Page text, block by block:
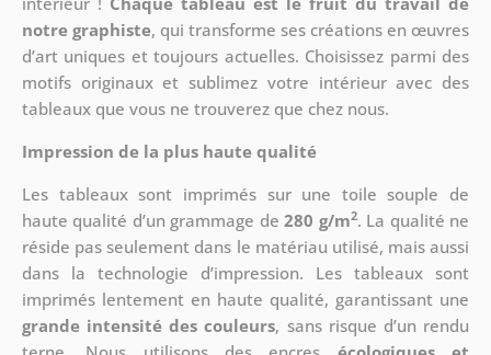
notre graphiste, qui transforme ses créations en œuvres
d’art uniques et toujours actuelles. Choisissez parmi des
motifs originaux et sublimez votre intérieur avec des
tableaux que vous ne trouverez que chez nous.
Impression de la plus haute qualité
Les tableaux sont imprimés sur une toile souple de
haute qualité d’un grammage de280 g/m2. La qualité ne
réside pas seulement dans le matériau utilisé, mais aussi
dans la technologie d’impression. Les tableaux sont
imprimés lentement en haute qualité, garantissant une
grande intensité des couleurs, sans risque d’un rendu